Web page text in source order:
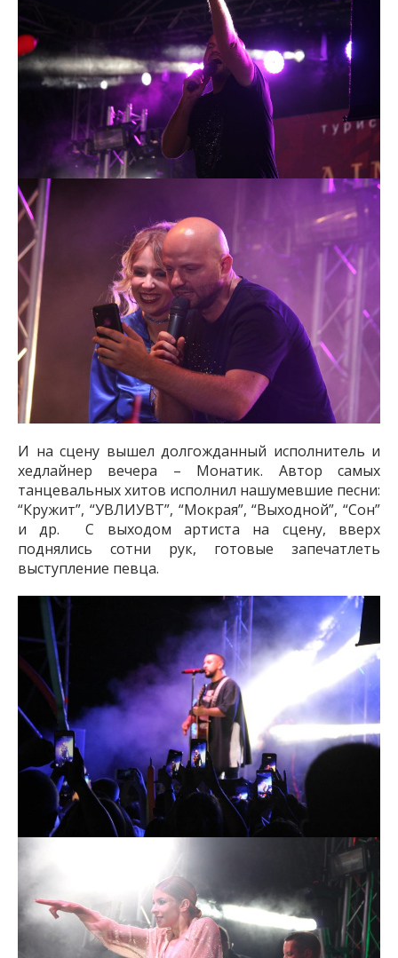
И на сцену вышел долгожданный исполнитель и
хедлайнер вечера – Монатик. Автор самых
танцевальных хитов исполнил нашумевшие песни:
“Кружит”, “УВЛИУВТ”, “Мокрая”, “Выходной”, “Сон”
и др. С выходом артиста на сцену, вверх
поднялись сотни рук, готовые запечатлеть
выступление певца.